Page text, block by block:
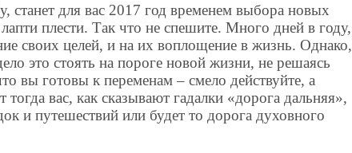
станет для вас 2017 год временем выбора новых
плести. Так что не спешите. Много дней в году,
своих целей, и на их воплощение в жизнь. Однако,
это стоять на пороге новой жизни, не решаясь
вы готовы к переменам – смело действуйте, а
вас, как сказывают гадалки «дорога дальняя»,
и путешествий или будет то дорога духовного